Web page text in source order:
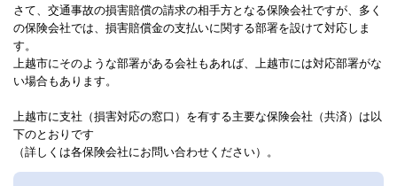
さて、交通事故の損害賠償の請求の相手方となる保険会社ですが、多く
の保険会社では、損害賠償金の支払いに関する部署を設けて対応しま
す。
上越市にそのような部署がある会社もあれば、上越市には対応部署がな
い場合もあります。
上越市に支社（損害対応の窓口）を有する主要な保険会社（共済）は以
下のとおりです
（詳しくは各保険会社にお問い合わせください）。